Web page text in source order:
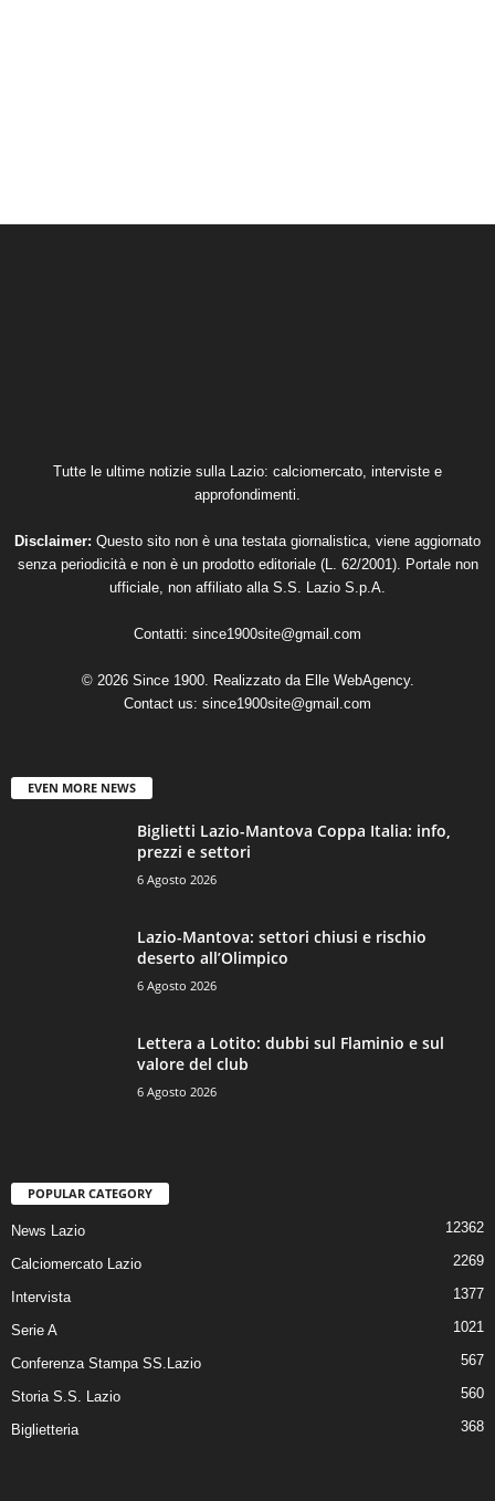
Tutte le ultime notizie sulla Lazio: calciomercato, interviste e
approfondimenti.
Disclaimer: Questo sito non è una testata giornalistica, viene aggiornato
senza periodicità e non è un prodotto editoriale (L. 62/2001). Portale non
ufficiale, non affiliato alla S.S. Lazio S.p.A.
Contatti: since1900site@gmail.com
© 2026 Since 1900. Realizzato da Elle WebAgency.
Contact us: since1900site@gmail.com
EVEN MORE NEWS
Biglietti Lazio-Mantova Coppa Italia: info,
prezzi e settori
6 Agosto 2026
Lazio-Mantova: settori chiusi e rischio
deserto all’Olimpico
6 Agosto 2026
Lettera a Lotito: dubbi sul Flaminio e sul
valore del club
6 Agosto 2026
POPULAR CATEGORY
News Lazio 12362
Calciomercato Lazio 2269
Intervista 1377
Serie A 1021
Conferenza Stampa SS.Lazio 567
Storia S.S. Lazio 560
Biglietteria 368